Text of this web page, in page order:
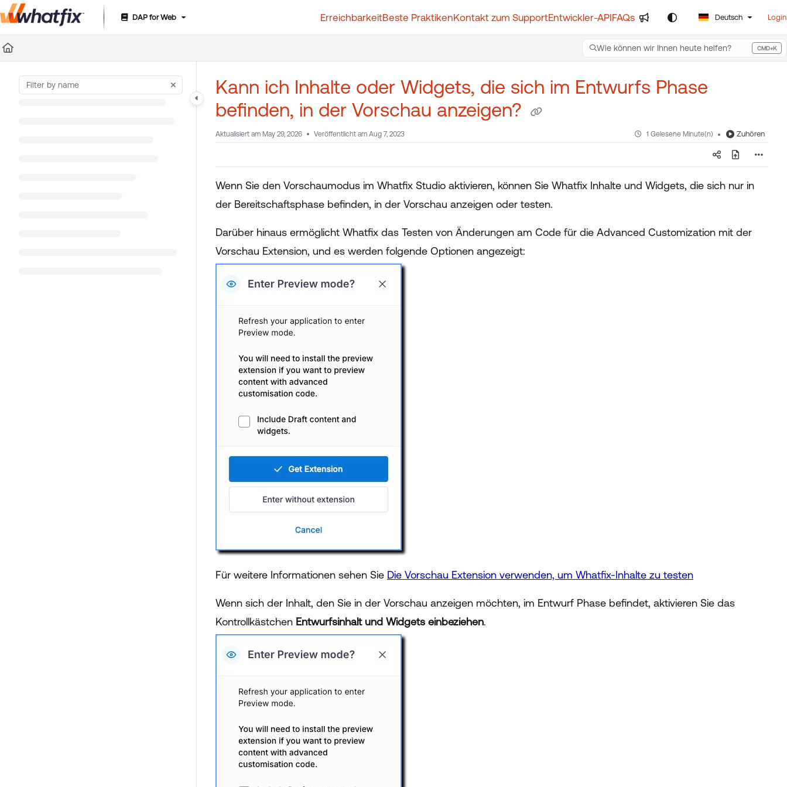
Documentation Index
Fetch the complete documentation index at:
DAP for Web ErreichbarkeitBeste PraktikenKontakt zum SupportEntwickler-APIFAQs Deutsch Login
Wie können wir Ihnen heute helfen? CMD+K
Press CMD+K to open search
Kann ich Inhalte oder Widgets, die sich im Entwurfs Phase
befinden, in der Vorschau anzeigen?
Aktualisiert am May 29, 2026 Veröffentlicht am Aug 7, 2023 1 Gelesene Minute(n) Zuhören
Wenn Sie den Vorschaumodus im Whatfix Studio aktivieren, können Sie Whatfix Inhalte und Widgets, die sich nur in
der Bereitschaftsphase befinden, in der Vorschau anzeigen oder testen.
Darüber hinaus ermöglicht Whatfix das Testen von Änderungen am Code für die Advanced Customization mit der
Vorschau Extension, und es werden folgende Optionen angezeigt:
Für weitere Informationen sehen Sie Die Vorschau Extension verwenden, um Whatfix-Inhalte zu testen
Wenn sich der Inhalt, den Sie in der Vorschau anzeigen möchten, im Entwurf Phase befindet, aktivieren Sie das
Kontrollkästchen Entwurfsinhalt und Widgets einbeziehen.